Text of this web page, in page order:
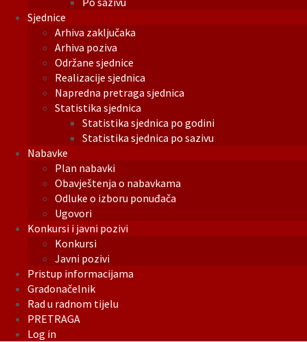
Sjednice
Arhiva zaključaka
Arhiva poziva
Održane sjednice
Realizacije sjednica
Napredna pretraga sjednica
Statistika sjednica
Statistika sjednica po godini
Statistika sjednica po sazivu
Nabavke
Plan nabavki
Obavještenja o nabavkama
Odluke o izboru ponuđača
Ugovori
Konkursi i javni pozivi
Konkursi
Javni pozivi
Pristup informacijama
Gradonačelnik
Rad u radnom tijelu
PRETRAGA
Log in